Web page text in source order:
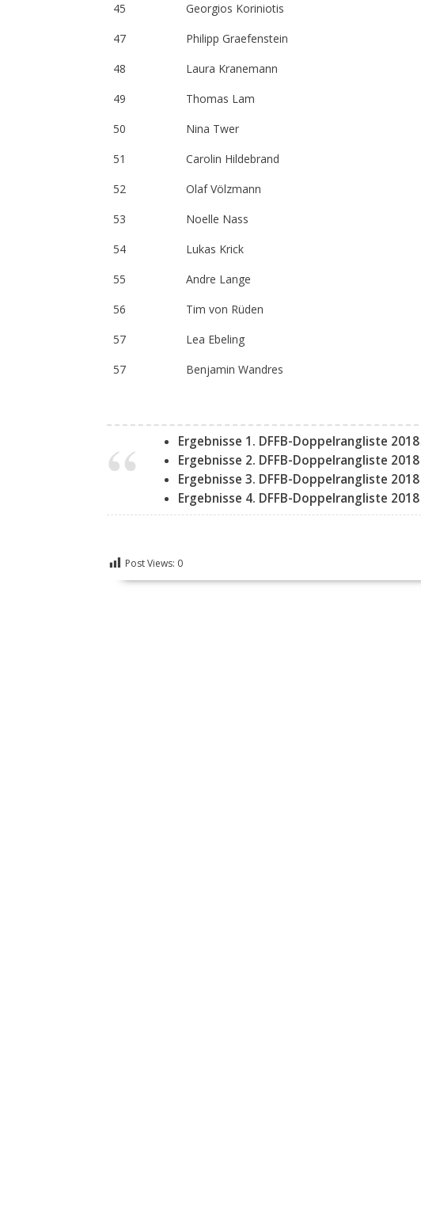
45
Georgios Koriniotis
47
Philipp Graefenstein
48
Laura Kranemann
49
Thomas Lam
50
Nina Twer
51
Carolin Hildebrand
52
Olaf Völzmann
53
Noelle Nass
54
Lukas Krick
55
Andre Lange
56
Tim von Rüden
57
Lea Ebeling
57
Benjamin Wandres
Ergebnisse 1. DFFB-Doppelrangliste 2018
Ergebnisse 2. DFFB-Doppelrangliste 2018
Ergebnisse 3. DFFB-Doppelrangliste 2018
Ergebnisse 4. DFFB-Doppelrangliste 2018
Post Views: 0